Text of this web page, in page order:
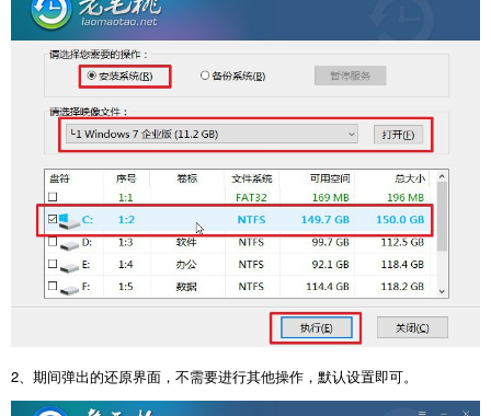
2 、期间弹出的还原界面，不需要进行其他操作，默认设置即可。